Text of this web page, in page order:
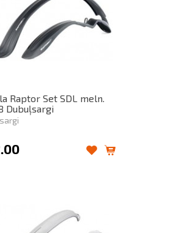
Raptor Set SDL meln.
Dubuļsargi